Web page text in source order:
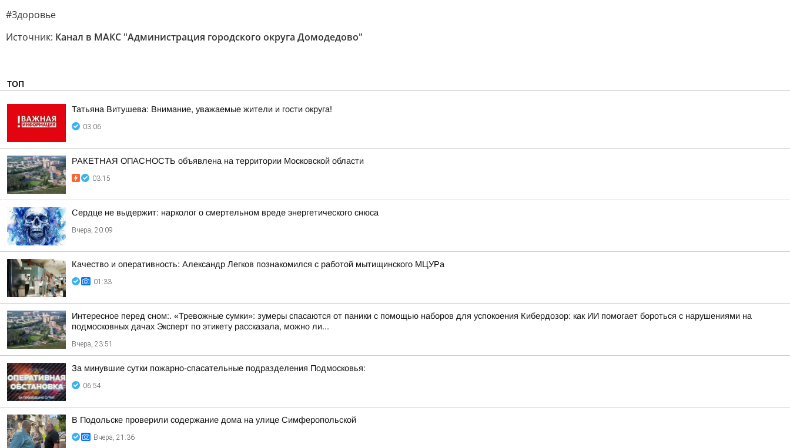
#Здоровье
Источник: Канал в МАКС "Администрация городского округа Домодедово"
ТОП
Татьяна Витушева: Внимание, уважаемые жители и гости округа!
03:06
РАКЕТНАЯ ОПАСНОСТЬ объявлена на территории Московской области
03:15
Сердце не выдержит: нарколог о смертельном вреде энергетического снюса
Вчера, 20:09
Качество и оперативность: Александр Легков познакомился с работой мытищинского МЦУРа
01:33
Интересное перед сном:. «Тревожные сумки»: зумеры спасаются от паники с помощью наборов для успокоения Кибердозор: как ИИ помогает бороться с нарушениями на
подмосковных дачах Эксперт по этикету рассказала, можно ли...
Вчера, 23:51
За минувшие сутки пожарно-спасательные подразделения Подмосковья:
06:54
В Подольске проверили содержание дома на улице Симферопольской
Вчера, 21:36